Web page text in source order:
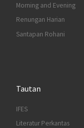
Morning and Evening
Renungan Harian
Santapan Rohani
Tautan
IFES
Literatur Perkantas